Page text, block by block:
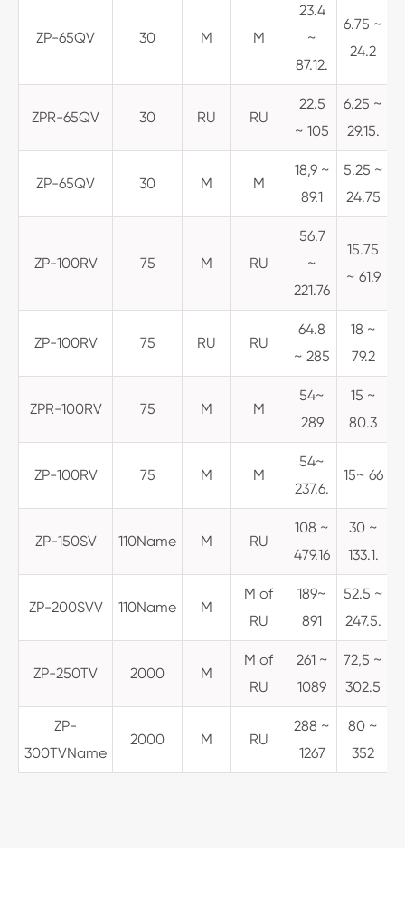
ZP-65QV 30 M M
23.4
~
87.12.
6.75 ~
24.2
ZPR-65QV 30 RU RU
22.5
~ 105
6.25 ~
29.15.
ZP-65QV 30 M M
18,9 ~
89.1
5.25 ~
24.75
ZP-100RV 75 M RU
56.7
~
221.76
15.75
~ 61.9
ZP-100RV 75 RU RU
64.8
~ 285
18 ~
79.2
ZPR-100RV 75 M M
54~
289
15 ~
80.3
ZP-100RV 75 M M
54~
237.6.
15~ 66
ZP-150SV 110Name M RU
108 ~
479.16
30 ~
133.1.
ZP-200SVV 110Name M
M of
RU
189~
891
52.5 ~
247.5.
ZP-250TV 2000 M
M of
RU
261 ~
1089
72,5 ~
302.5
ZP-
300TVName
2000 M RU
288 ~
1267
80 ~
352